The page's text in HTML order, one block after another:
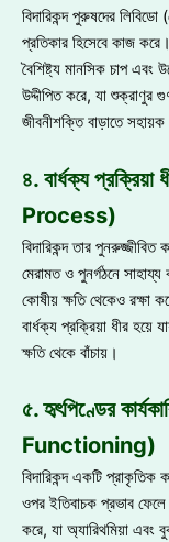
বিদারিকন্দ পুরুষদের
প্রতিকার হিসেবে কাজ
বৈশিষ্ট্য মানসিক চাপ এবং
উদ্দীপিত করে, যা শুক্রাণুর
জীবনীশক্তি বাড়াতে
৪. বার্ধক্য
Process)
বিদারিকন্দ তার
মেরামত ও পুনর্গঠনে সাহায্য
কোষীয় ক্ষতি থেকেও
বার্ধক্য প্রক্রিয়া ধীর হয়ে
ক্ষতি থেকে বাঁচায়।
৫. হৃৎপিণ্ডের
Functioning)
বিদারিকন্দ একটি প্রাকৃতিক
ওপর ইতিবাচক প্রভাব
করে, যা অ্যারিথমিয়া